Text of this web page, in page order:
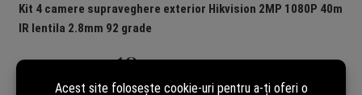
Kit 4 camere supraveghere exterior Hikvision 2MP 1080P 40m
IR lentila 2.8mm 92 grade
Notă produs